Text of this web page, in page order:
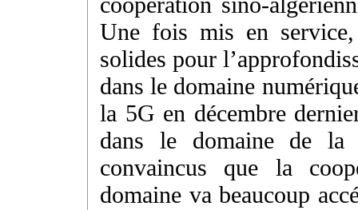
Une fois mis en
solides pour
dans le domaine
la 5G en décembre
dans le domaine de la
convaincus que la
domaine va beaucoup